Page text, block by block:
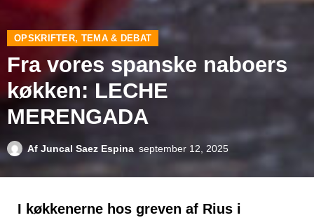
OPSKRIFTER, TEMA & DEBAT
Fra vores spanske naboers
køkken: LECHE
MERENGADA
Af Juncal Saez Espina september 12, 2025
I køkkenerne hos greven af Rius i